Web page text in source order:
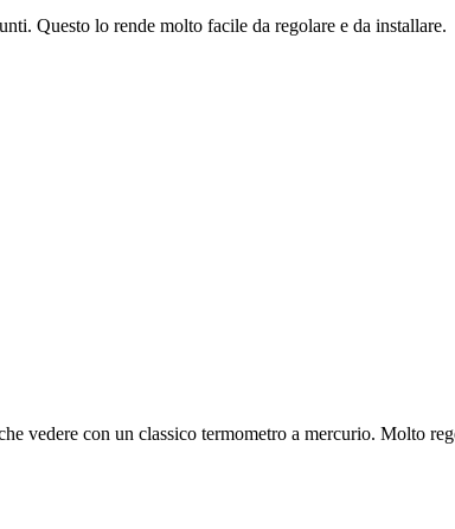
Questo lo rende molto facile da regolare e da installare.
vedere con un classico termometro a mercurio. Molto